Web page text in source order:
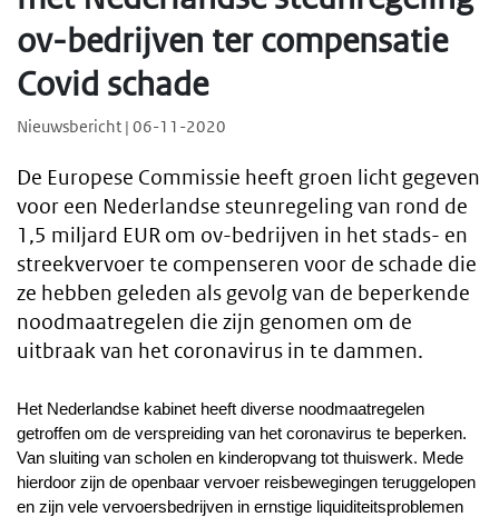
ov-bedrijven ter compensatie
Covid schade
Nieuwsbericht | 06-11-2020
De Europese Commissie heeft groen licht gegeven
voor een Nederlandse steunregeling van rond de
1,5 miljard EUR om ov-bedrijven in het stads- en
streekvervoer te compenseren voor de schade die
ze hebben geleden als gevolg van de beperkende
noodmaatregelen die zijn genomen om de
uitbraak van het coronavirus in te dammen.
Het Nederlandse kabinet heeft diverse noodmaatregelen
getroffen om de verspreiding van het coronavirus te beperken.
Van sluiting van scholen en kinderopvang tot thuiswerk. Mede
hierdoor zijn de openbaar vervoer reisbewegingen teruggelopen
en zijn vele vervoersbedrijven in ernstige liquiditeitsproblemen